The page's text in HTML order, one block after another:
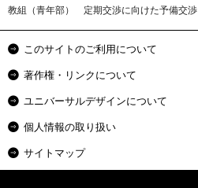
教組（青年部） 定期交渉に向けた予備交渉
このサイトのご利用について
著作権・リンクについて
ユニバーサルデザインについて
個人情報の取り扱い
サイトマップ